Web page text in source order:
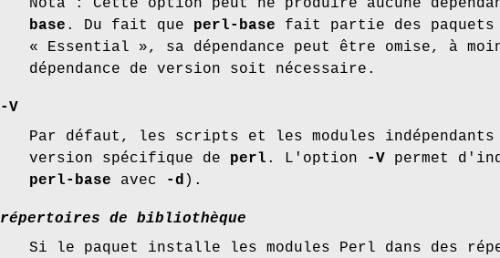
Nota : Cette option peut ne produire aucune
base . Du fait que perl-base fait partie des paquets
« Essential », sa dépendance peut être omise, à
dépendance de version soit nécessaire.
-V
Par défaut, les scripts et les modules
version spécifique de perl . L'option -V permet
perl-base avec -d ).
répertoires de bibliothèque
Si le paquet installe les modules Perl dans des